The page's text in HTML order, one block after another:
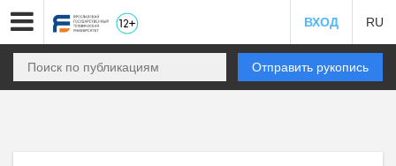
ВХОД RU
Отправить рукопись